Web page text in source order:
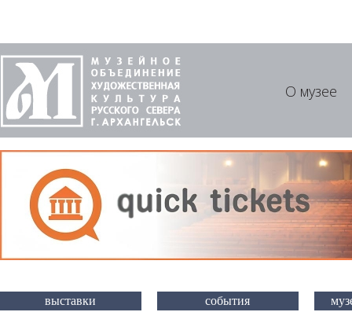
О музее
выставки события